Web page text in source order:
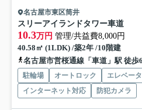
名古屋市東区筒井
スリーアイランドタワー車道
10.3万円 管理/共益費8,000円
40.58㎡ (1LDK) /築2年 /10階建
名古屋市営桜通線「車道」駅 徒歩
駐輪場 オートロック エレベー
インターネット対応
防犯カメラ